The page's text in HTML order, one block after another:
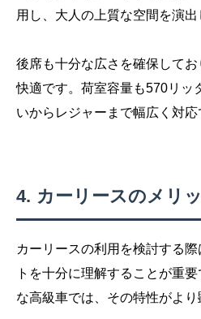
用し、大人の上質な空間を演出
後席も十分な広さを確保して
快適です。荷室容量も570リッ
いからレジャーまで幅広く対応
カーリースのメリ
カーリースの利用を検討する
トを十分に理解することが重
な高級車では、その特性がより